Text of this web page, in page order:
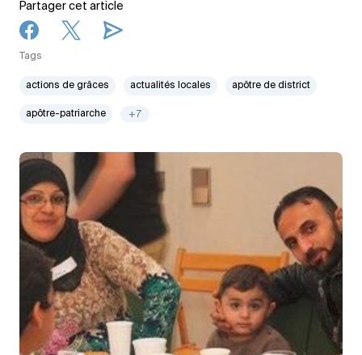
Partager cet article
Tags
actions de grâces actualités locales apôtre de district
apôtre-patriarche +7